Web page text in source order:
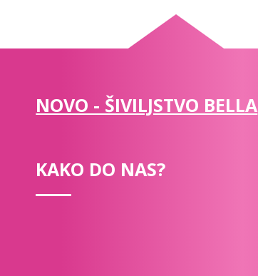
NOVO - ŠIVILJSTVO BELLA
KAKO DO NAS?